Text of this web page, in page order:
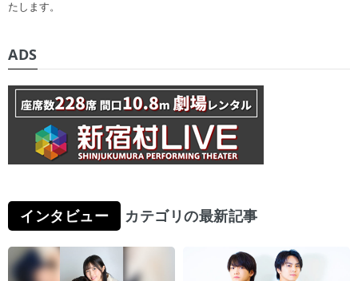
たします。
ADS
インタビュー カテゴリの最新記事